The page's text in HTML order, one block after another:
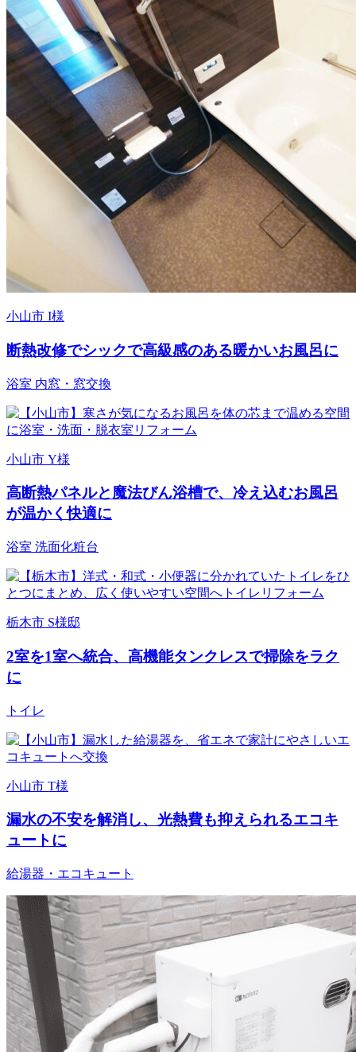
小山市 I様
断熱改修でシックで高級感のある暖かいお風呂に
浴室 内窓・窓交換
小山市 Y様
高断熱パネルと魔法びん浴槽で、冷え込むお風呂
が温かく快適に
浴室 洗面化粧台
栃木市 S様邸
2室を1室へ統合、高機能タンクレスで掃除をラク
に
トイレ
小山市 T様
漏水の不安を解消し、光熱費も抑えられるエコキ
ュートに
給湯器・エコキュート